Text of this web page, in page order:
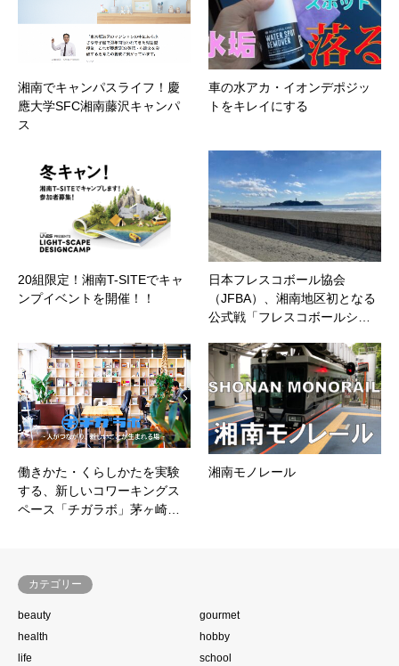
湘南でキャンパスライフ！慶
應大学SFC湘南藤沢キャンパ
ス
車の水アカ・イオンデポジッ
トをキレイにする
20組限定！湘南T-SITEでキャ
ンプイベントを開催！！
日本フレスコボール協会
（JFBA）、湘南地区初となる
公式戦「フレスコボールシ…
働きかた・くらしかたを実験
する、新しいコワーキングス
ペース「チガラボ」茅ヶ崎…
湘南モノレール
カテゴリー
beauty
gourmet
health
hobby
life
school